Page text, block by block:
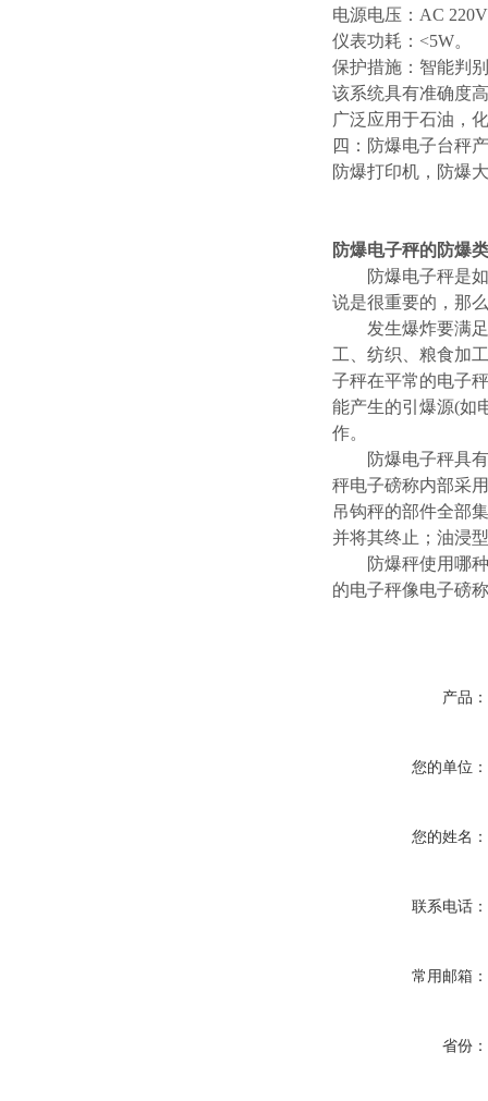
电源电压：AC
仪表功耗：<5W。
保护措施：智能判
该系统具有准确度
广泛应用于石油，
四：防爆电子台秤
防爆打印机，防爆
防爆电子秤的防爆
防爆电子秤是如
说是很重要的，那
发生爆炸要满足
工、纺织、粮食加
子秤在平常的电子
能产生的引爆源(如
作。
防爆电子秤具有
秤电子磅称内部采
吊钩秤的部件全部
并将其终止；油浸
防爆秤使用哪种
的电子秤像电子磅
产品：
您的单位：
您的姓名：
联系电话：
常用邮箱：
省份：